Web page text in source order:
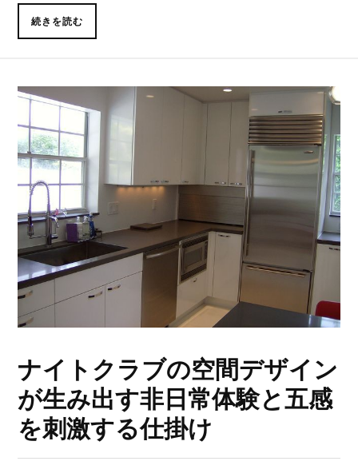
続きを読む
ナイトクラブの空間デザイン
が生み出す非日常体験と五感
を刺激する仕掛け